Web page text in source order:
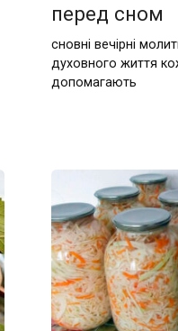
перед сном
сновні вечірні
духовного життя
допомагають